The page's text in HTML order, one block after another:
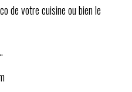
de votre cuisine ou bien le